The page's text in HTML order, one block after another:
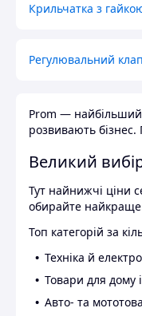
Крильчатка з
Регулювальний
Prom — найбільший
розвивають бізнес.
Великий
Тут найнижчі ціни
обирайте
Топ категорій за
Техніка й
Товари для дому
Авто- та